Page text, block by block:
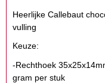
Heerlijke Callebaut
vulling
Keuze:
-Rechthoek
gram per stuk